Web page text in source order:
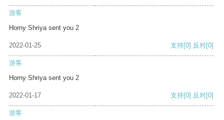
游客
Horny Shriya sent you 2
2022-01-25 支持[0] 反对[0]
游客
Horny Shriya sent you 2
2022-01-17 支持[0] 反对[0]
游客